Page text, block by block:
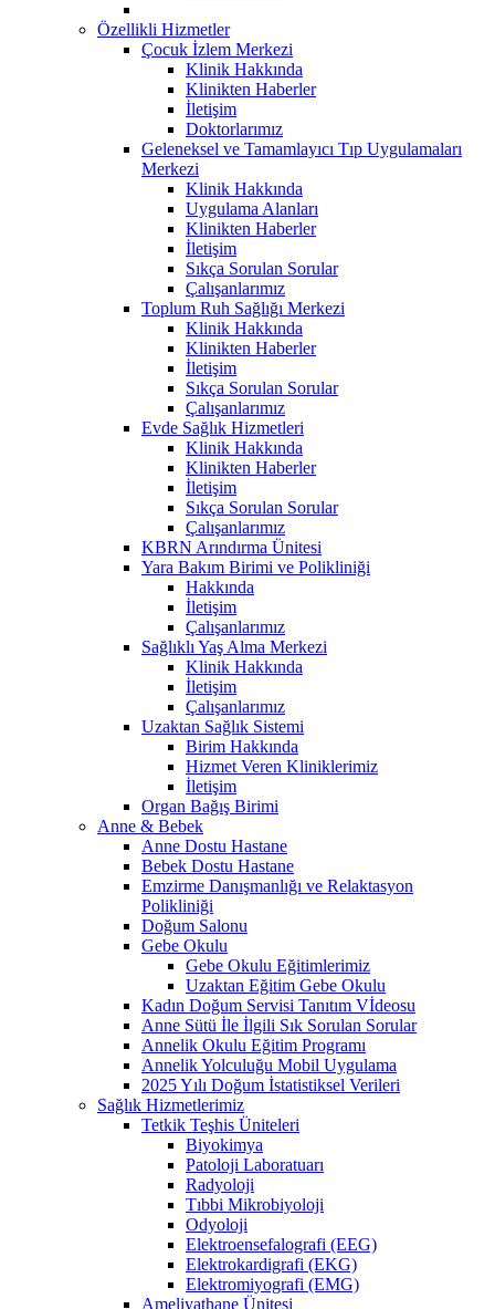
Özellikli Hizmetler
Çocuk İzlem Merkezi
Klinik Hakkında
Klinikten Haberler
İletişim
Doktorlarımız
Geleneksel ve Tamamlayıcı Tıp Uygulamaları
Merkezi
Klinik Hakkında
Uygulama Alanları
Klinikten Haberler
İletişim
Sıkça Sorulan Sorular
Çalışanlarımız
Toplum Ruh Sağlığı Merkezi
Klinik Hakkında
Klinikten Haberler
İletişim
Sıkça Sorulan Sorular
Çalışanlarımız
Evde Sağlık Hizmetleri
Klinik Hakkında
Klinikten Haberler
İletişim
Sıkça Sorulan Sorular
Çalışanlarımız
KBRN Arındırma Ünitesi
Yara Bakım Birimi ve Polikliniği
Hakkında
İletişim
Çalışanlarımız
Sağlıklı Yaş Alma Merkezi
Klinik Hakkında
İletişim
Çalışanlarımız
Uzaktan Sağlık Sistemi
Birim Hakkında
Hizmet Veren Kliniklerimiz
İletişim
Organ Bağış Birimi
Anne & Bebek
Anne Dostu Hastane
Bebek Dostu Hastane
Emzirme Danışmanlığı ve Relaktasyon
Polikliniği
Doğum Salonu
Gebe Okulu
Gebe Okulu Eğitimlerimiz
Uzaktan Eğitim Gebe Okulu
Kadın Doğum Servisi Tanıtım Vİdeosu
Anne Sütü İle İlgili Sık Sorulan Sorular
Annelik Okulu Eğitim Programı
Annelik Yolculuğu Mobil Uygulama
2025 Yılı Doğum İstatistiksel Verileri
Sağlık Hizmetlerimiz
Tetkik Teşhis Üniteleri
Biyokimya
Patoloji Laboratuarı
Radyoloji
Tıbbi Mikrobiyoloji
Odyoloji
Elektroensefalografi (EEG)
Elektrokardigrafi (EKG)
Elektromiyografi (EMG)
Ameliyathane Ünitesi